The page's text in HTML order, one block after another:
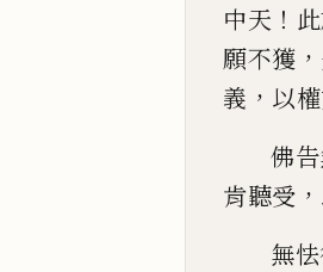
中天 ！
願不獲 ，
義 ， 以
佛
肯聽受 ，
無